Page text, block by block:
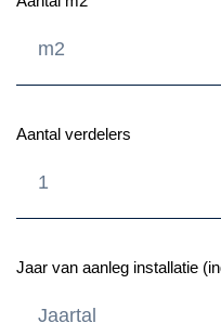
Aantal verdelers
Jaar van aanleg installatie